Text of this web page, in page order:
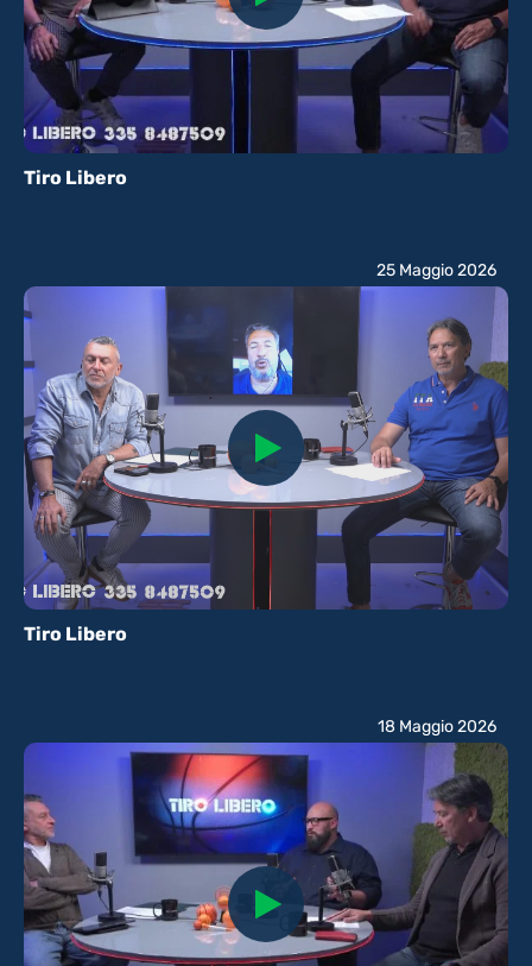
Tiro Libero
Tiro Libero
25 Maggio 2026
18 Maggio 2026